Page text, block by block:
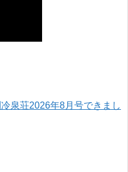
泉荘2026年8月号できまし